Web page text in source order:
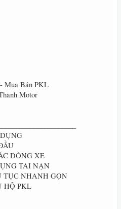
Mua Bán PKL
Motor
DÒNG XE
TAI NẠN
TỤC NHANH GỌN
HỘ PKL